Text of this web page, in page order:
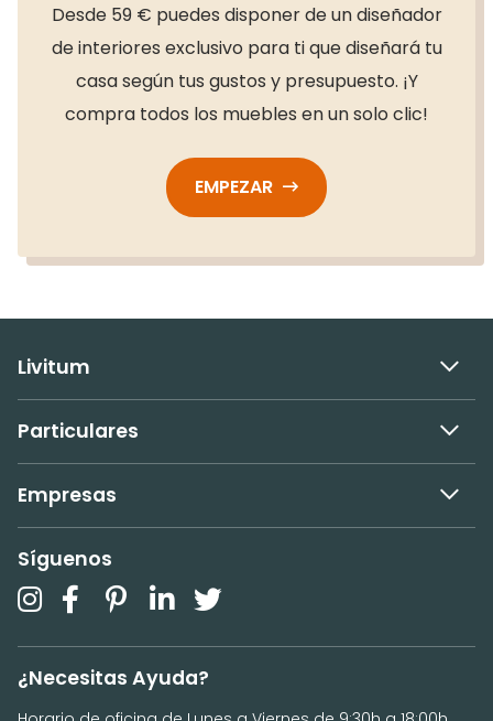
Desde 59 € puedes disponer de un diseñador
de interiores exclusivo para ti que diseñará tu
casa según tus gustos y presupuesto. ¡Y
compra todos los muebles en un solo clic!
EMPEZAR
Livitum
Particulares
Empresas
Síguenos
¿Necesitas Ayuda?